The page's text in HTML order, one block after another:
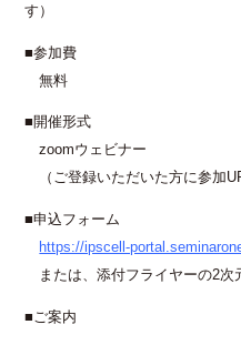
す）
■参加費
無料
■開催形式
zoomウェビナー
（ご登録いただいた方に参加
■申込フォーム
https://ipscell-
または、添付フライヤーの2次
■ご案内